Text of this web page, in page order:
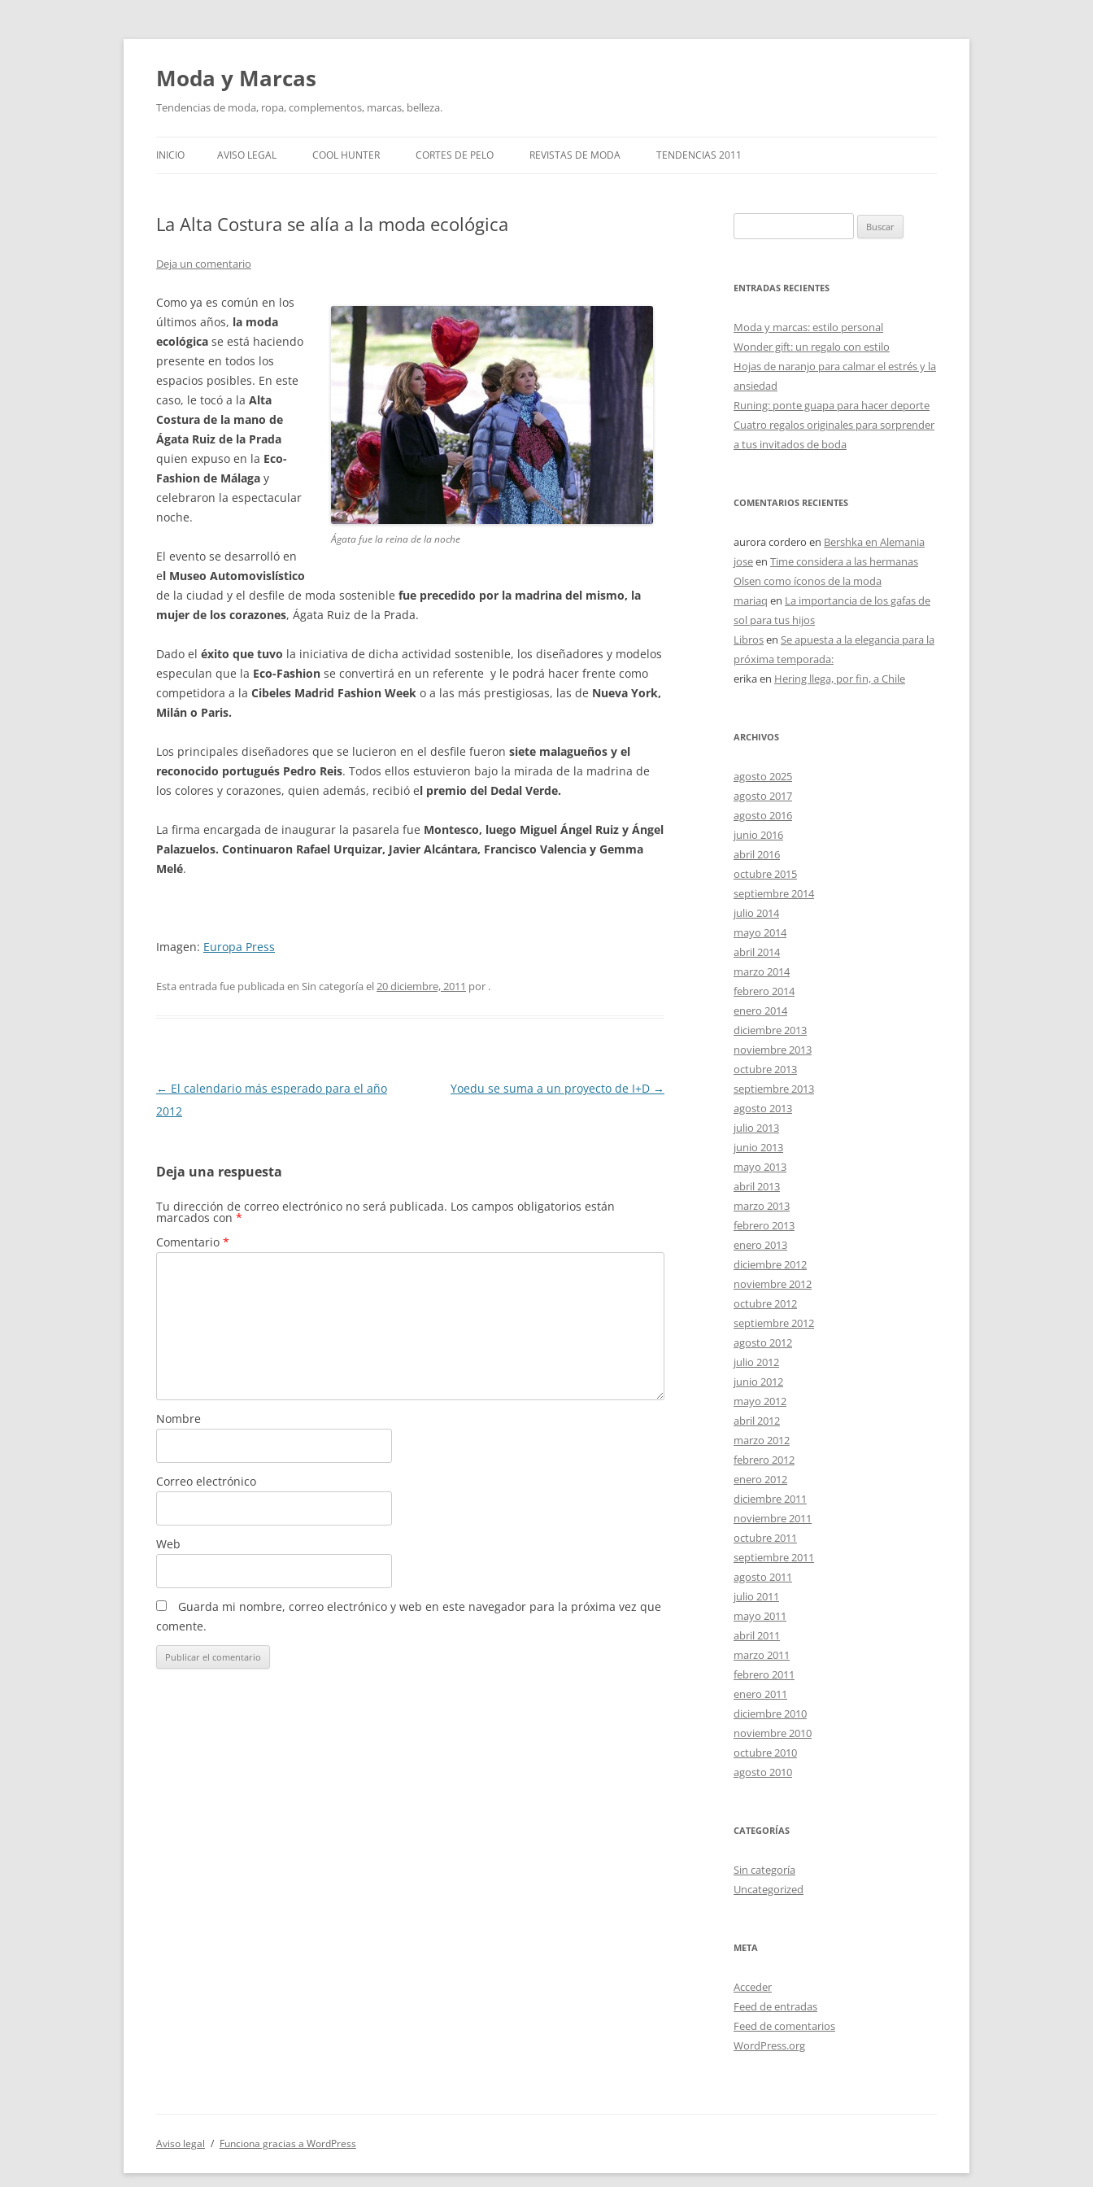
Saltar
contenido
Moda y Marcas
Tendencias de moda, ropa, complementos, marcas, belleza.
INICIO AVISO LEGAL COOL HUNTER CORTES DE PELO REVISTAS DE MODA TENDENCIAS 2011
La Alta Costura se alía a la moda ecológica
Deja un comentario
Ágata fue la reina de la noche
Como ya es común en los
últimos años, la moda
ecológica se está haciendo
presente en todos los
espacios posibles. En este
caso, le tocó a la Alta
Costura de la mano de
Ágata Ruiz de la Prada
quien expuso en la Eco-
Fashion de Málaga y
celebraron la espectacular
noche.
El evento se desarrolló en
el Museo Automovislístico
de la ciudad y el desfile de moda sostenible fue precedido por la madrina del mismo, la
mujer de los corazones, Ágata Ruiz de la Prada.
Dado el éxito que tuvo la iniciativa de dicha actividad sostenible, los diseñadores y modelos
especulan que la Eco-Fashion se convertirá en un referente y le podrá hacer frente como
competidora a la Cibeles Madrid Fashion Week o a las más prestigiosas, las de Nueva York,
Milán o Paris.
Los principales diseñadores que se lucieron en el desfile fueron siete malagueños y el
reconocido portugués Pedro Reis. Todos ellos estuvieron bajo la mirada de la madrina de
los colores y corazones, quien además, recibió el premio del Dedal Verde.
La firma encargada de inaugurar la pasarela fue Montesco, luego Miguel Ángel Ruiz y Ángel
Palazuelos. Continuaron Rafael Urquizar, Javier Alcántara, Francisco Valencia y Gemma
Melé.
Imagen: Europa Press
Esta entrada fue publicada en Sin categoría el20 diciembre, 2011 por .
Navegación
de
← El calendario más esperado para el año
2012
Yoedu se suma a un proyecto de I+D →
Deja una respuesta
Tu dirección de correo electrónico no será publicada. Los campos obligatorios están
marcados con *
Comentario *
Nombre
Correo electrónico
Web
Guarda mi nombre, correo electrónico y web en este navegador para la próxima vez que
comente.
ENTRADAS RECIENTES
Moda y marcas: estilo personal
Wonder gift: un regalo con estilo
Hojas de naranjo para calmar el estrés y la
ansiedad
Runing: ponte guapa para hacer deporte
Cuatro regalos originales para sorprender
a tus invitados de boda
COMENTARIOS RECIENTES
aurora cordero en Bershka en Alemania
joseen Time considera a las hermanas
Olsen como íconos de la moda
mariaq en La importancia de los gafas de
sol para tus hijos
Librosen Se apuesta a la elegancia para la
próxima temporada:
erikaen Hering llega, por fin, a Chile
ARCHIVOS
agosto 2025
agosto 2017
agosto 2016
junio 2016
abril 2016
octubre 2015
septiembre 2014
julio 2014
mayo 2014
abril 2014
marzo 2014
febrero 2014
enero 2014
diciembre 2013
noviembre 2013
octubre 2013
septiembre 2013
agosto 2013
julio 2013
junio 2013
mayo 2013
abril 2013
marzo 2013
febrero 2013
enero 2013
diciembre 2012
noviembre 2012
octubre 2012
septiembre 2012
agosto 2012
julio 2012
junio 2012
mayo 2012
abril 2012
marzo 2012
febrero 2012
enero 2012
diciembre 2011
noviembre 2011
octubre 2011
septiembre 2011
agosto 2011
julio 2011
mayo 2011
abril 2011
marzo 2011
febrero 2011
enero 2011
diciembre 2010
noviembre 2010
octubre 2010
agosto 2010
CATEGORÍAS
Sin categoría
Uncategorized
META
Acceder
Feed de entradas
Feed de comentarios
WordPress.org
Aviso legal Funciona gracias a WordPress